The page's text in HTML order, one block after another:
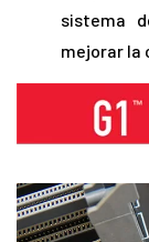
sistema
mejorar la